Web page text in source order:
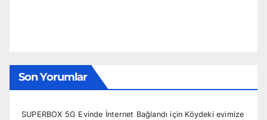
Son Yorumlar
SUPERBOX 5G Evinde İnternet Bağlandı için Köydeki evimize